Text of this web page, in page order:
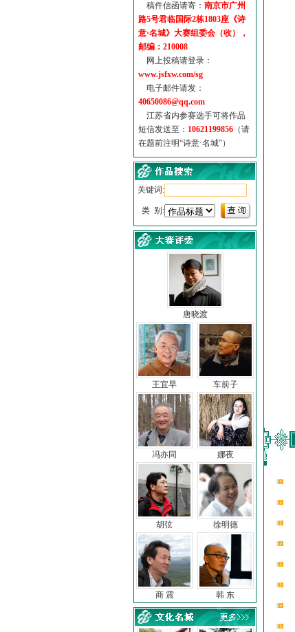
稿件信函请寄： 南京市广州
路5号君临国际2栋1803座《诗
意·名城》大赛组委会（收），
邮编：210008
网上投稿请登录：
www.jsfxw.com/sg
电子邮件请发：
40650086@qq.com
江苏省内参赛选手可将作品
短信发送至： 10621199856 （请
在题前注明“诗意·名城”）
关键词:
类 别:
唐晓渡
王宜早 车前子
冯亦同 娜夜
胡弦 徐明德
商 震 韩 东